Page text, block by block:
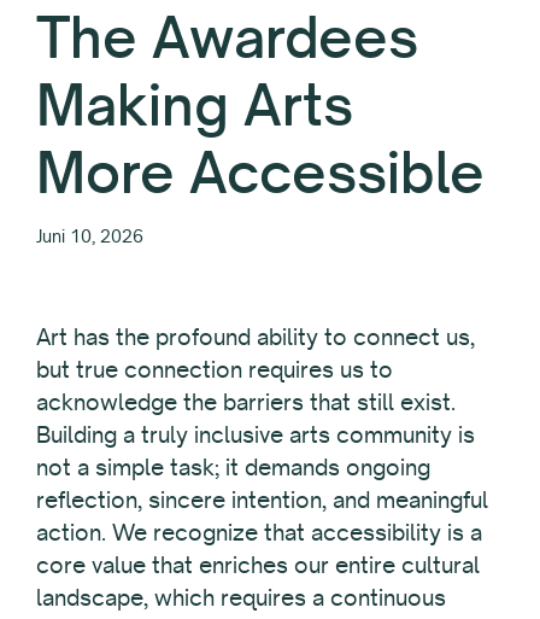
The Awardees
Making Arts
More Accessible
Juni 10, 2026
Art has the profound ability to connect us,
but true connection requires us to
acknowledge the barriers that still exist.
Building a truly inclusive arts community is
not a simple task; it demands ongoing
reflection, sincere intention, and meaningful
action. We recognize that accessibility is a
core value that enriches our entire cultural
landscape, which requires a continuous